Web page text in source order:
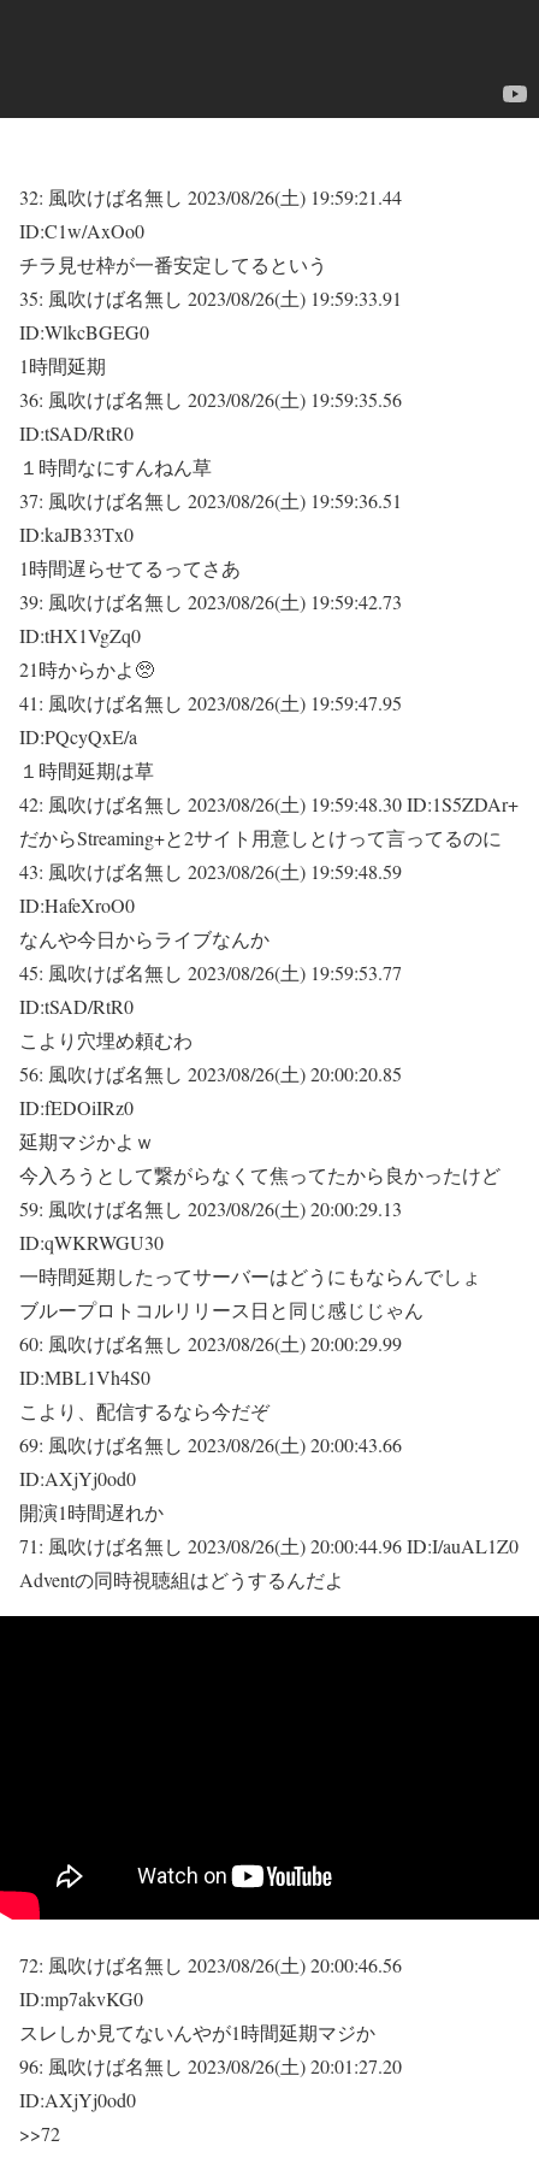
32: 風吹けば名無し 2023/08/26(土) 19:59:21.44
ID:C1w/AxOo0
チラ見せ枠が一番安定してるという
35: 風吹けば名無し 2023/08/26(土) 19:59:33.91
ID:WlkcBGEG0
1時間延期
36: 風吹けば名無し 2023/08/26(土) 19:59:35.56
ID:tSAD/RtR0
１時間なにすんねん草
37: 風吹けば名無し 2023/08/26(土) 19:59:36.51
ID:kaJB33Tx0
1時間遅らせてるってさあ
39: 風吹けば名無し 2023/08/26(土) 19:59:42.73
ID:tHX1VgZq0
21時からかよ🥺
41: 風吹けば名無し 2023/08/26(土) 19:59:47.95
ID:PQcyQxE/a
１時間延期は草
42: 風吹けば名無し 2023/08/26(土) 19:59:48.30 ID:1S5ZDAr+
だからStreaming+と2サイト用意しとけって言ってるのに
43: 風吹けば名無し 2023/08/26(土) 19:59:48.59
ID:HafeXroO0
なんや今日からライブなんか
45: 風吹けば名無し 2023/08/26(土) 19:59:53.77
ID:tSAD/RtR0
こより穴埋め頼むわ
56: 風吹けば名無し 2023/08/26(土) 20:00:20.85
ID:fEDOiIRz0
延期マジかよｗ
今入ろうとして繋がらなくて焦ってたから良かったけど
59: 風吹けば名無し 2023/08/26(土) 20:00:29.13
ID:qWKRWGU30
一時間延期したってサーバーはどうにもならんでしょ
ブループロトコルリリース日と同じ感じじゃん
60: 風吹けば名無し 2023/08/26(土) 20:00:29.99
ID:MBL1Vh4S0
こより、配信するなら今だぞ
69: 風吹けば名無し 2023/08/26(土) 20:00:43.66
ID:AXjYj0od0
開演1時間遅れか
71: 風吹けば名無し 2023/08/26(土) 20:00:44.96 ID:I/auAL1Z0
Adventの同時視聴組はどうするんだよ
72: 風吹けば名無し 2023/08/26(土) 20:00:46.56
ID:mp7akvKG0
スレしか見てないんやが1時間延期マジか
96: 風吹けば名無し 2023/08/26(土) 20:01:27.20
ID:AXjYj0od0
>>72